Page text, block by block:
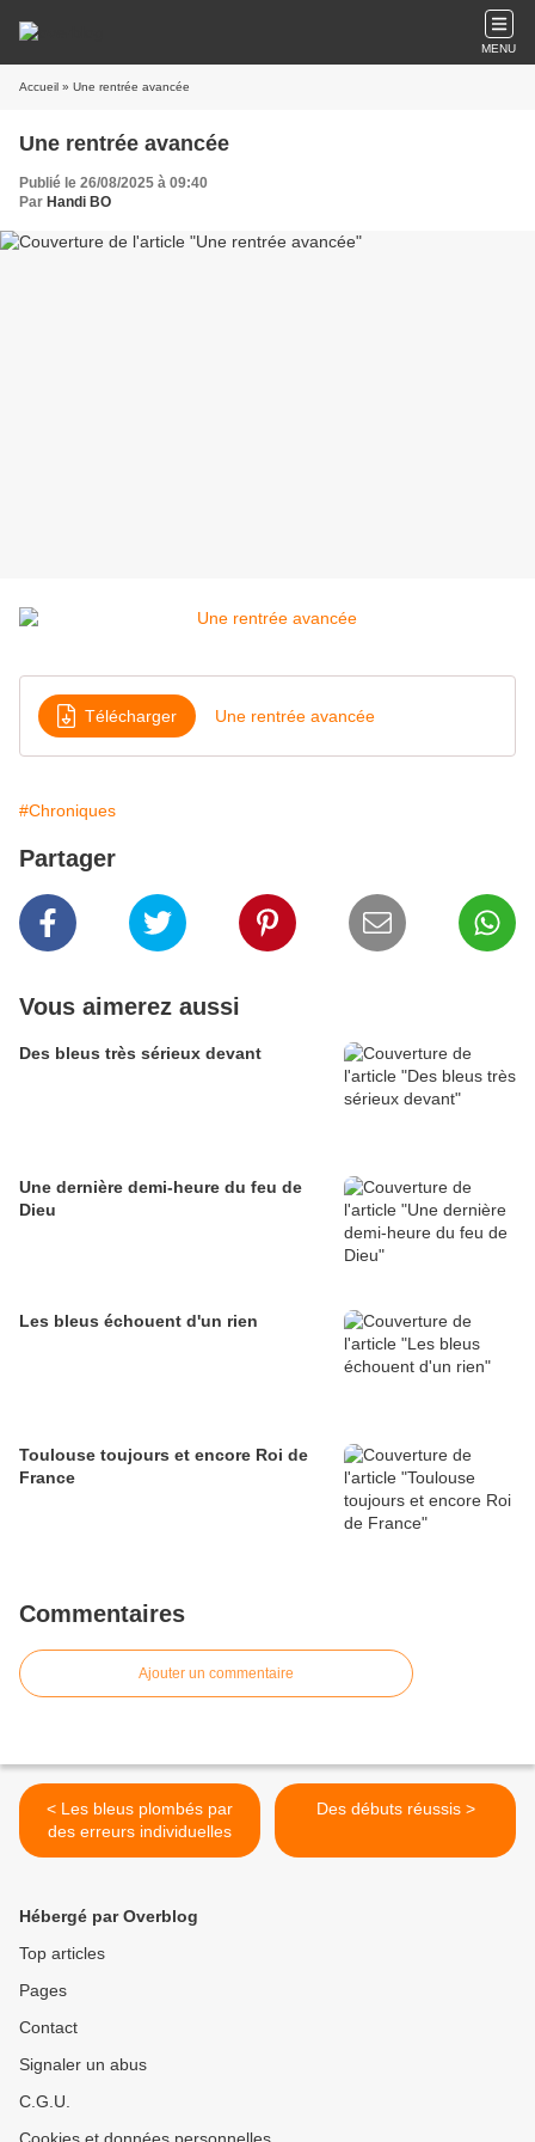
MENU
Accueil » Une rentrée avancée
Une rentrée avancée
Publié le 26/08/2025 à 09:40
Par Handi BO
Télécharger Une rentrée avancée
#Chroniques
Partager
Vous aimerez aussi
Des bleus très sérieux devant
Une dernière demi-heure du feu de
Dieu
Les bleus échouent d'un rien
Toulouse toujours et encore Roi de
France
Commentaires
Ajouter un commentaire
< Les bleus plombés par
des erreurs individuelles
Des débuts réussis >
Hébergé par Overblog
Top articles
Pages
Contact
Signaler un abus
C.G.U.